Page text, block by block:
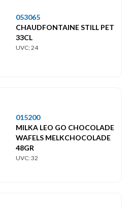
053065
CHAUDFONTAINE STILL PET
33CL
UVC: 24
015200
MILKA LEO GO CHOCOLADE
WAFELS MELKCHOCOLADE
48GR
UVC: 32